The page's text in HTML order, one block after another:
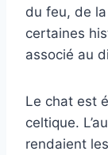
du feu, de
certaines
associé au
Le chat est
celtique.
rendaient